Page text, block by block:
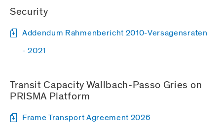
Security
Addendum Rahmenbericht 2010-Versagensraten
- 2021
Transit Capacity Wallbach-Passo Gries on
PRISMA Platform
Frame Transport Agreement 2026